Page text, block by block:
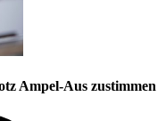
Ampel-Aus zustimmen